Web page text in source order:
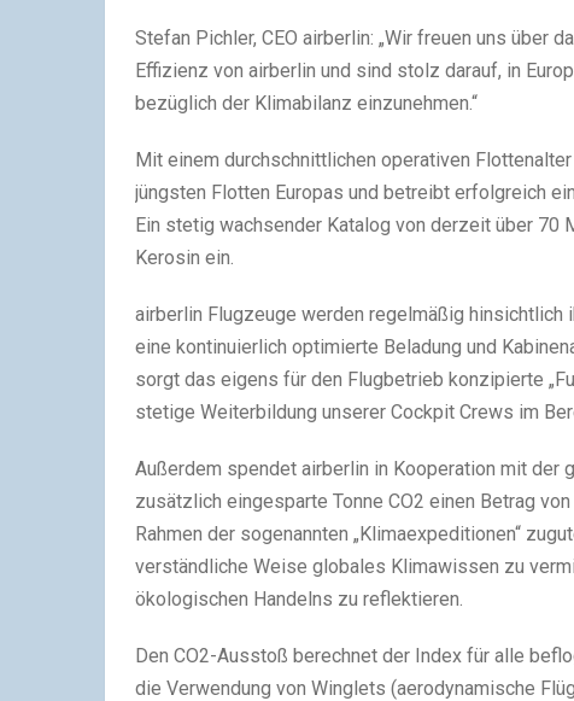
Stefan Pichler, CEO airberlin: „Wir freuen uns über
Effizienz von airberlin und sind stolz darauf, in
bezüglich der Klimabilanz einzunehmen.“
Mit einem durchschnittlichen operativen
jüngsten Flotten Europas und betreibt erfolgreich
Ein stetig wachsender Katalog von derzeit über 70
Kerosin ein.
airberlin Flugzeuge werden regelmäßig
eine kontinuierlich optimierte Beladung und
sorgt das eigens für den Flugbetrieb konzipierte
stetige Weiterbildung unserer Cockpit Crews im
Außerdem spendet airberlin in Kooperation mit
zusätzlich eingesparte Tonne CO2 einen Betrag
Rahmen der sogenannten „Klimaexpeditionen“
verständliche Weise globales Klimawissen zu
ökologischen Handelns zu reflektieren.
Den CO2-Ausstoß berechnet der Index für alle
die Verwendung von Winglets (aerodynamische